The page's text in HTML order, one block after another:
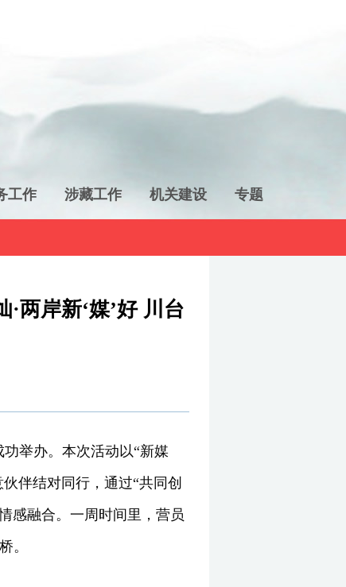
工作 涉藏工作 机关建设 专题
两岸新‘媒’好 川台
功举办。本次活动以“新媒
伴结对同行，通过“共同创
感融合。一周时间里，营员
。